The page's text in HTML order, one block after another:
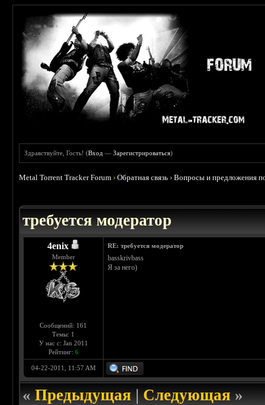
Здравствуйте, Гость! (Вход —Зарегистрироваться)
Metal Torrent Tracker Forum ›Обратная связь ›Вопросы и предложения
требуется модератор
4enix
Member
Сообщений: 161
Темы: 1
У нас с: Jan 2011
Рейтинг: 6
RE: требуется модератор
basskrivbass
Я за него)
04-22-2011, 11:57 AM
«Предыдущая|Следующая»